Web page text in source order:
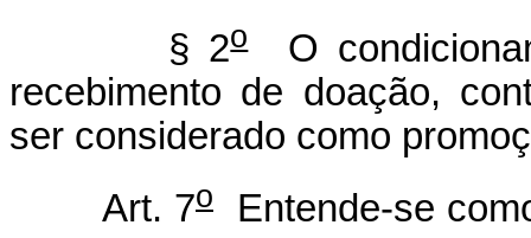
§ 2oO
recebimento de doação,
ser considerado como
Art. 7o
Entende-se